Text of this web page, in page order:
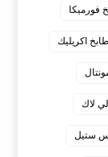
فورميكا
اكريليك
لاك
ستيل